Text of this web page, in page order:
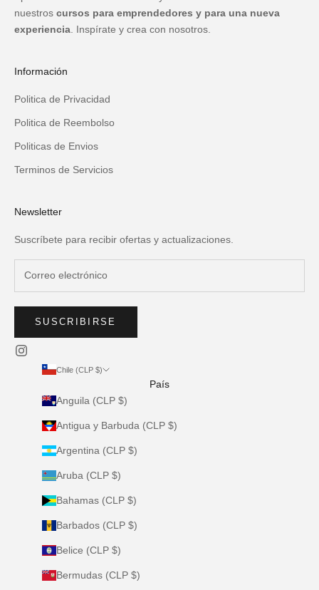
nuestros cursos para emprendedores y para una nueva
experiencia . Inspírate y crea con nosotros.
Información
Politica de Privacidad
Politica de Reembolso
Politicas de Envios
Terminos de Servicios
Newsletter
Suscríbete para recibir ofertas y actualizaciones.
SUSCRIBIRSE
Chile (CLP $)
País
Anguila (CLP $)
Antigua y Barbuda (CLP $)
Argentina (CLP $)
Aruba (CLP $)
Bahamas (CLP $)
Barbados (CLP $)
Belice (CLP $)
Bermudas (CLP $)